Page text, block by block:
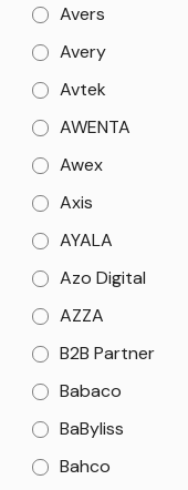
Avers
Avery
Avtek
AWENTA
Awex
Axis
AYALA
Azo Digital
AZZA
B2B Partner
Babaco
BaByliss
Bahco